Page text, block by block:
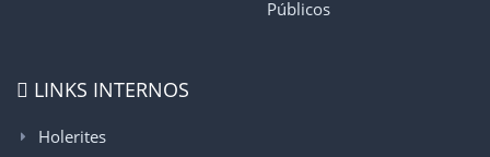
Públicos
LINKS INTERNOS
Holerites